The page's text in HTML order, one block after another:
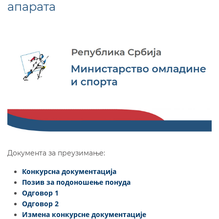
апарата
Документа за преузимање:
Конкурсна документација
Позив за подоношење понуда
Одговор 1
Одговор 2
Измена конкурсне документације